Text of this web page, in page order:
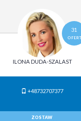
31
OFERT
ILONA DUDA-SZALAST
+48732707377
ZOSTAW